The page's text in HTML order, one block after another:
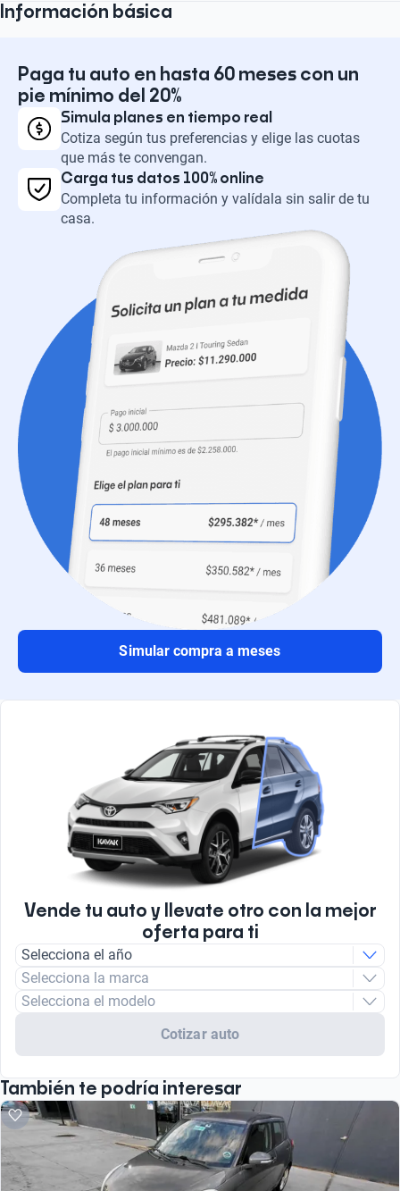
Información básica
Paga tu auto en hasta 60 meses con un
pie mínimo del 20%
Simula planes en tiempo real
Cotiza según tus preferencias y elige las cuotas
que más te convengan.
Carga tus datos 100% online
Completa tu información y valídala sin salir de tu
casa.
Simular compra a meses
Vende tu auto y llevate otro con la mejor
oferta para ti
Selecciona el año
Selecciona la marca
Selecciona el modelo
Cotizar auto
También te podría interesar